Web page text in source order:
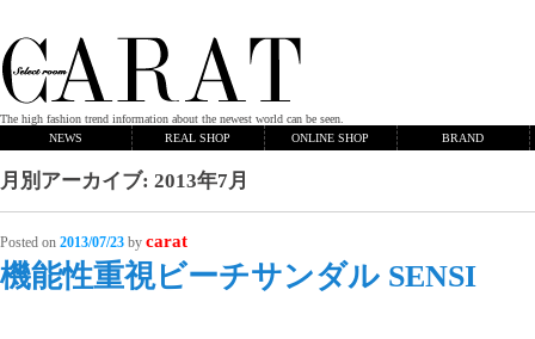
The high fashion trend information about the newest world can be seen.
NEWS
REAL SHOP ONLINE SHOP BRAND
月別アーカイブ: 2013年7月
Posted on 2013/07/23 by carat
機能性重視ビーチサンダル SENSI